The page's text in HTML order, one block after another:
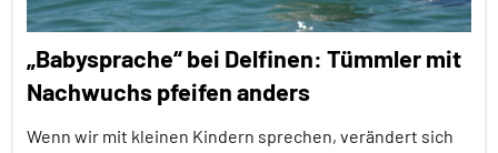
Altern
Empfohlene
Artikel
Forschung
„Babysprache“ bei Delfinen: Tümmler mit
Nachwuchs pfeifen anders
Wenn wir mit kleinen Kindern sprechen, verändert sich